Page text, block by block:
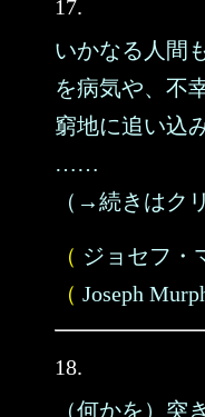
17.
いかなる人間
を病気や、不
窮地に追い込
……
（→続きはク
（ ジョセフ・
（ Joseph
18.
（何かを）突